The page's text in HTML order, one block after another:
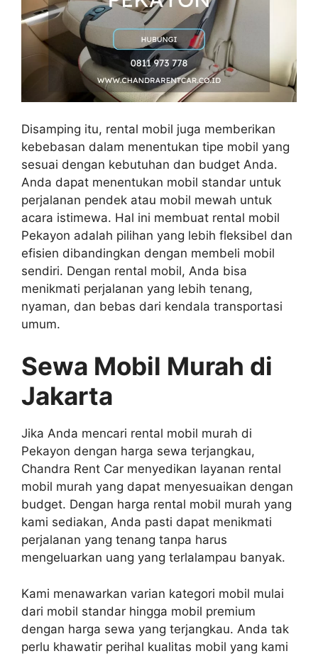
Disamping itu, rental mobil juga memberikan
kebebasan dalam menentukan tipe mobil yang
sesuai dengan kebutuhan dan budget Anda.
Anda dapat menentukan mobil standar untuk
perjalanan pendek atau mobil mewah untuk
acara istimewa. Hal ini membuat rental mobil
Pekayon adalah pilihan yang lebih fleksibel dan
efisien dibandingkan dengan membeli mobil
sendiri. Dengan rental mobil, Anda bisa
menikmati perjalanan yang lebih tenang,
nyaman, dan bebas dari kendala transportasi
umum.
Sewa Mobil Murah di
Jakarta
Jika Anda mencari rental mobil murah di
Pekayon dengan harga sewa terjangkau,
Chandra Rent Car menyedikan layanan rental
mobil murah yang dapat menyesuaikan dengan
budget. Dengan harga rental mobil murah yang
kami sediakan, Anda pasti dapat menikmati
perjalanan yang tenang tanpa harus
mengeluarkan uang yang terlalampau banyak.
Kami menawarkan varian kategori mobil mulai
dari mobil standar hingga mobil premium
dengan harga sewa yang terjangkau. Anda tak
perlu khawatir perihal kualitas mobil yang kami